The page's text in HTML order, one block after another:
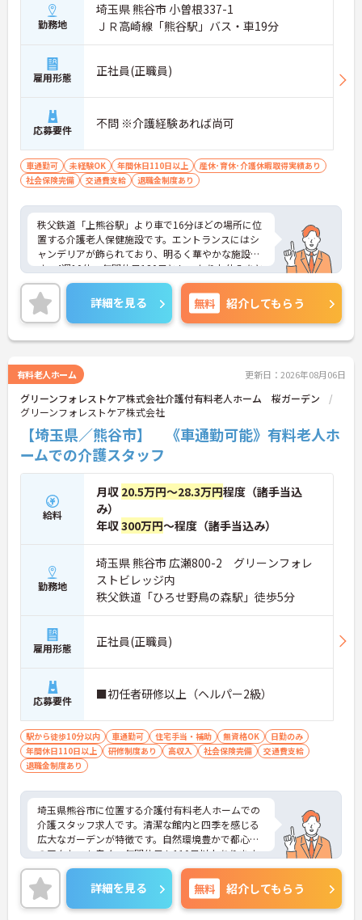
勤務地
埼玉県 熊谷市 小曽根337-1
ＪＲ高崎線「熊谷駅」バス・車19分
雇用形態 正社員(正職員)
応募要件 不問 ※介護経験あれば尚可
車通勤可 未経験OK 年間休日110日以上
産休･育休･介護休暇取得実績あり
社会保険完備
交通費支給 退職金制度あり
秩父鉄道「上熊谷駅」より車で16分ほどの場所に位
置する介護老人保健施設です。エントランスにはシ
ャンデリアが飾られており、明るく華やかな施設で
す。4週10休、年間休日120日としっかりお休みをと
れますので、ワークライフバランスを重視して働き
たい方におすすめです。ご興味のある方には詳細を
お話しますので、お気軽にお問い合わせください。
詳細を見る 無料 紹介してもらう
有料老人ホーム 更新日：2026年08月06日
グリーンフォレストケア株式会社介護付有料老人ホーム 桜ガーデン
グリーンフォレストケア株式会社
【埼玉県／熊谷市】 《車通勤可能》有料老人ホ
ームでの介護スタッフ
給料
月収 20.5万円～28.3万円程度（諸手当込
み）
年収300万円～程度（諸手当込み）
勤務地
埼玉県 熊谷市 広瀬800-2 グリーンフォレ
ストビレッジ内
秩父鉄道「ひろせ野鳥の森駅」徒歩5分
雇用形態 正社員(正職員)
応募要件 ■初任者研修以上（ヘルパー2級）
駅から徒歩10分以内 車通勤可 住宅手当・補助 無資格OK
日勤のみ
年間休日110日以上
研修制度あり 高収入 社会保険完備
交通費支給
退職金制度あり
埼玉県熊谷市に位置する介護付有料老人ホームでの
介護スタッフ求人です。清潔な館内と四季を感じる
広大なガーデンが特徴です。自然環境豊かで都心へ
のアクセスも良く、年間休日も110日以上あります
ので、ライフ・ワーク・バランスを大切にしたい方
にもおすすめです。ご興味のある方は面接対策ポイ
ントなどお話致しますのでお気軽にお問い合わせく
ださい。
詳細を見る 無料 紹介してもらう